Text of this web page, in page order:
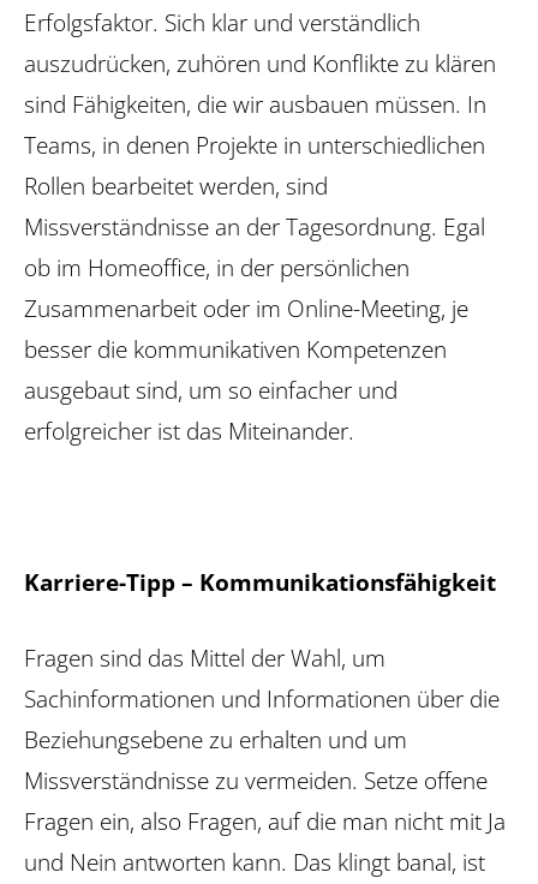
Erfolgsfaktor. Sich klar und verständlich
auszudrücken, zuhören und Konflikte zu klären
sind Fähigkeiten, die wir ausbauen müssen. In
Teams, in denen Projekte in unterschiedlichen
Rollen bearbeitet werden, sind
Missverständnisse an der Tagesordnung. Egal
ob im Homeoffice, in der persönlichen
Zusammenarbeit oder im Online-Meeting, je
besser die kommunikativen Kompetenzen
ausgebaut sind, um so einfacher und
erfolgreicher ist das Miteinander.
Karriere-Tipp – Kommunikationsfähigkeit
Fragen sind das Mittel der Wahl, um
Sachinformationen und Informationen über die
Beziehungsebene zu erhalten und um
Missverständnisse zu vermeiden. Setze offene
Fragen ein, also Fragen, auf die man nicht mit Ja
und Nein antworten kann. Das klingt banal, ist